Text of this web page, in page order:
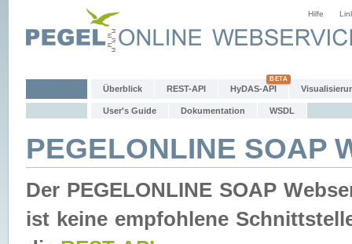
Hilfe
Überblick REST-API HyDAS-API
User's Guide Dokumentation WSDL
PEGELONLINE SOAP
Der PEGELONLINE SOAP
ist keine empfohlene